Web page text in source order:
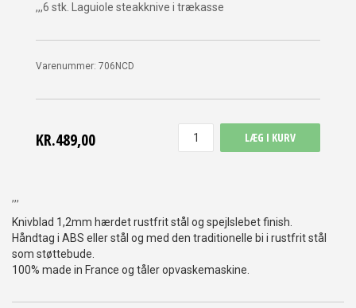
,,,6 stk. Laguiole steakknive i trækasse
Varenummer: 706NCD
KR.489,00 LÆG I KURV
,,,
Knivblad 1,2mm hærdet rustfrit stål og spejlslebet finish.
Håndtag i ABS eller stål og med den traditionelle bi i rustfrit stål
som støttebude.
100% made in France og tåler opvaskemaskine.